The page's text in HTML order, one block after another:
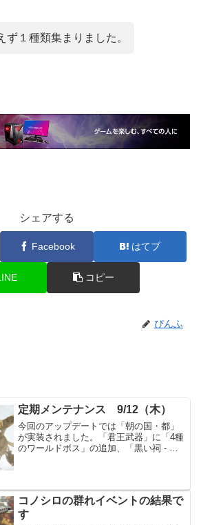
ず１種類集まりました。
シェアする
Facebook はてブ
コピー
ぴんふ
定期メンテナンス 9/12（木）
今回のアップデートでは「朝の国・都」
が実装されました。「君王武器」に「4種
のワールドボス」の追加、「黒い祠 - 黄
連休中は...
コノシロの群れイベントの結果で
す